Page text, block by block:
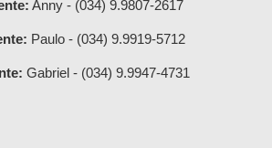
Anny - (034) 9.9807-2617
Paulo - (034) 9.9919-5712
Gabriel - (034) 9.9947-4731